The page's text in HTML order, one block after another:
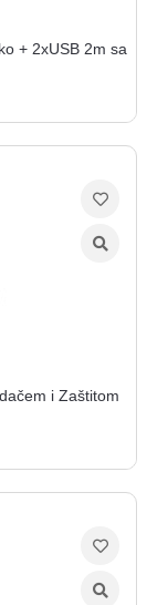
+ 2xUSB 2m sa
i Zaštitom